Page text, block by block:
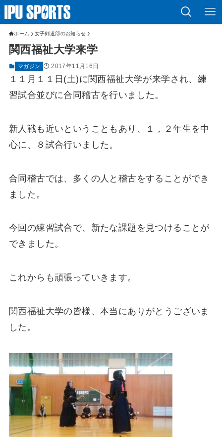
ホーム 女子剣道部のお知らせ
関西福祉大学来学
マガジン 2017年11月16日
１１月１１日(土)に関西福祉大学が来学され、練
習試合並びに合同稽古を行いました。
新人戦も近いということもあり、１，２年生を中
心に、８試合行いました。
合同稽古では、多くの人と稽古をすることができ
ました。
今回の練習試合で、新たな課題を見つけることが
できました。
これからも頑張っていきます。
関西福祉大学の皆様、本当にありがとうございま
した。